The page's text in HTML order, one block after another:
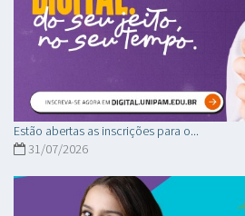
Estão abertas as inscrições para o...
31/07/2026